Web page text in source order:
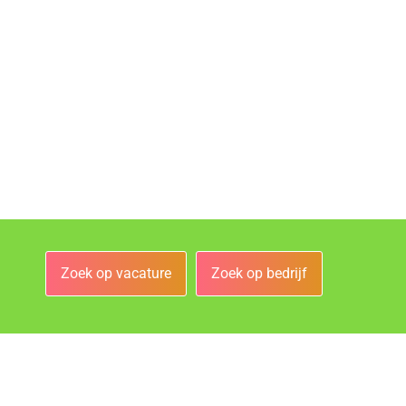
Zoek op vacature Zoek op bedrijf